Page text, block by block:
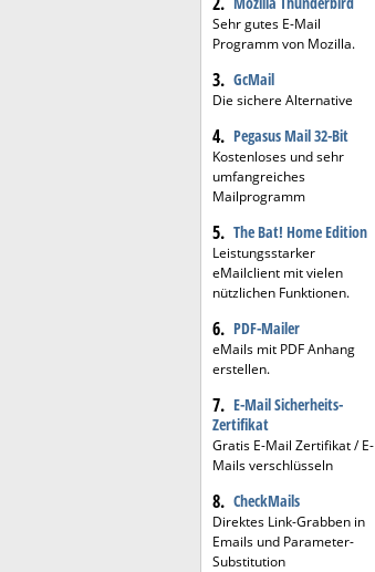
Sehr gutes E-Mail
Programm von Mozilla.
3. GcMail
Die sichere Alternative
4. Pegasus Mail 32-Bit
Kostenloses und sehr
umfangreiches
Mailprogramm
5. The Bat! Home Edition
Leistungsstarker
eMailclient mit vielen
nützlichen Funktionen.
6. PDF-Mailer
eMails mit PDF Anhang
erstellen.
7. E-Mail Sicherheits-
Zertifikat
Gratis E-Mail Zertifikat / E-
Mails verschlüsseln
8. CheckMails
Direktes Link-Grabben in
Emails und Parameter-
Substitution